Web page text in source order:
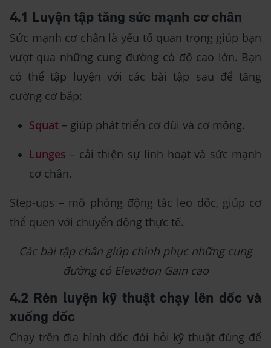
4.1 Luyện tập tăng sức mạnh cơ chân
Sức mạnh cơ chân là yếu tố quan trọng giúp bạn
vượt qua những cung đường có độ cao lớn. Bạn
có thể tập luyện với các bài tập sau để tăng
cường cơ bắp:
Squat – giúp phát triển cơ đùi và cơ mông.
Lunges – cải thiện sự linh hoạt và sức mạnh
cơ chân.
Step-ups – mô phỏng động tác leo dốc, giúp cơ
thể quen với chuyển động thực tế.
Các bài tập chân giúp chinh phục những cung
đường có Elevation Gain cao
4.2 Rèn luyện kỹ thuật chạy lên dốc và
xuống dốc
Chạy trên địa hình dốc đòi hỏi kỹ thuật đúng để